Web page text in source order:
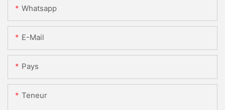
Whatsapp
E-Mail
Pays
Teneur